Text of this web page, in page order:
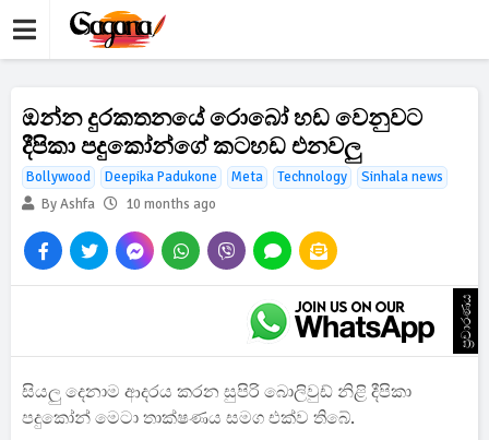
ඔන්න දුරකතනයේ රොබෝ හඩ වෙනුවට
දීපිකා පදුකෝන්ගේ කටහඩ එනවලු
Bollywood Deepika Padukone Meta Technology
Sinhala news
By Ashfa
10 months ago
ප්‍රචාරණය
සියලු දෙනාම ආදරය කරන සුපිරි බොලිවුඩ් නිළි දීපිකා
පදුකෝන් මෙටා තාක්ෂණය සමග එක්ව තිබේ.